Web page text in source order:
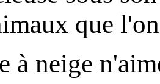
que
à neige